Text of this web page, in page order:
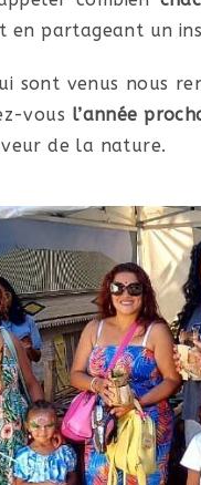
en partageant un
sont venus nous
vous l’année
de la nature.